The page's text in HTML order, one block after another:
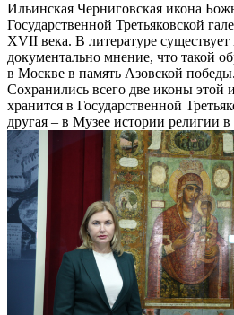
Ильинская Черниговская икона
Государственной Третьяковской
ХVII века. В литературе
документально мнение, что такой
в Москве в память Азовской победы.
Сохранились всего две иконы этой
хранится в Государственной
другая – в Музее истории религии